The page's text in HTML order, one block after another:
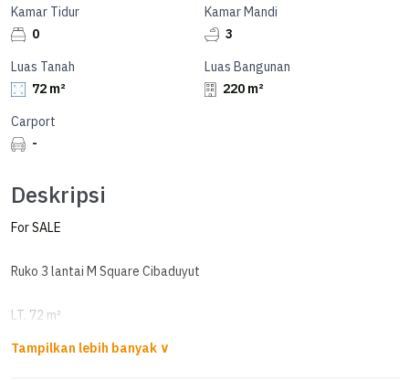
Kamar Tidur
0
Kamar Mandi
3
Luas Tanah
72 m²
Luas Bangunan
220 m²
Carport
-
Deskripsi
For SALE
Ruko 3 lantai M Square Cibaduyut
LT. 72 m²
Lebar muka 4.5 m